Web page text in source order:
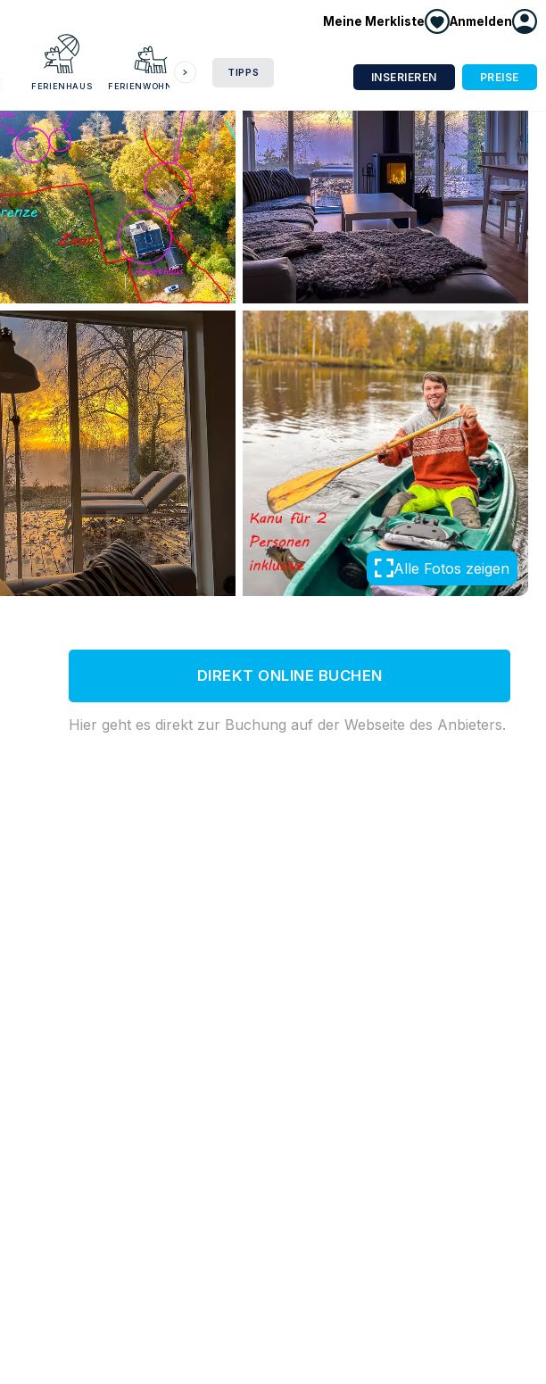
Meine Merkliste Anmelden
FERIENHAUS FERIENWOHNUNG
TIPPS INSERIEREN PREISE
Alle Fotos zeigen
DIREKT ONLINE BUCHEN
Hier geht es direkt zur Buchung auf der Webseite des Anbieters.